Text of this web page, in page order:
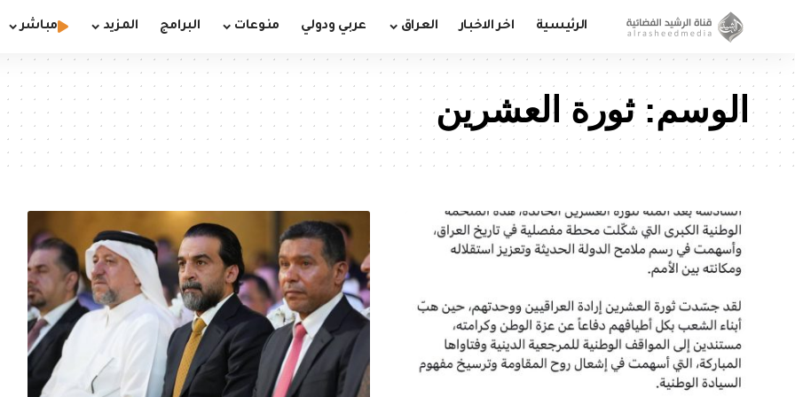
الرئيسية اخر الاخبار العراق عربي ودولي منوعات البرامج المزيد مباشر
الوسم:ثورة العشرين